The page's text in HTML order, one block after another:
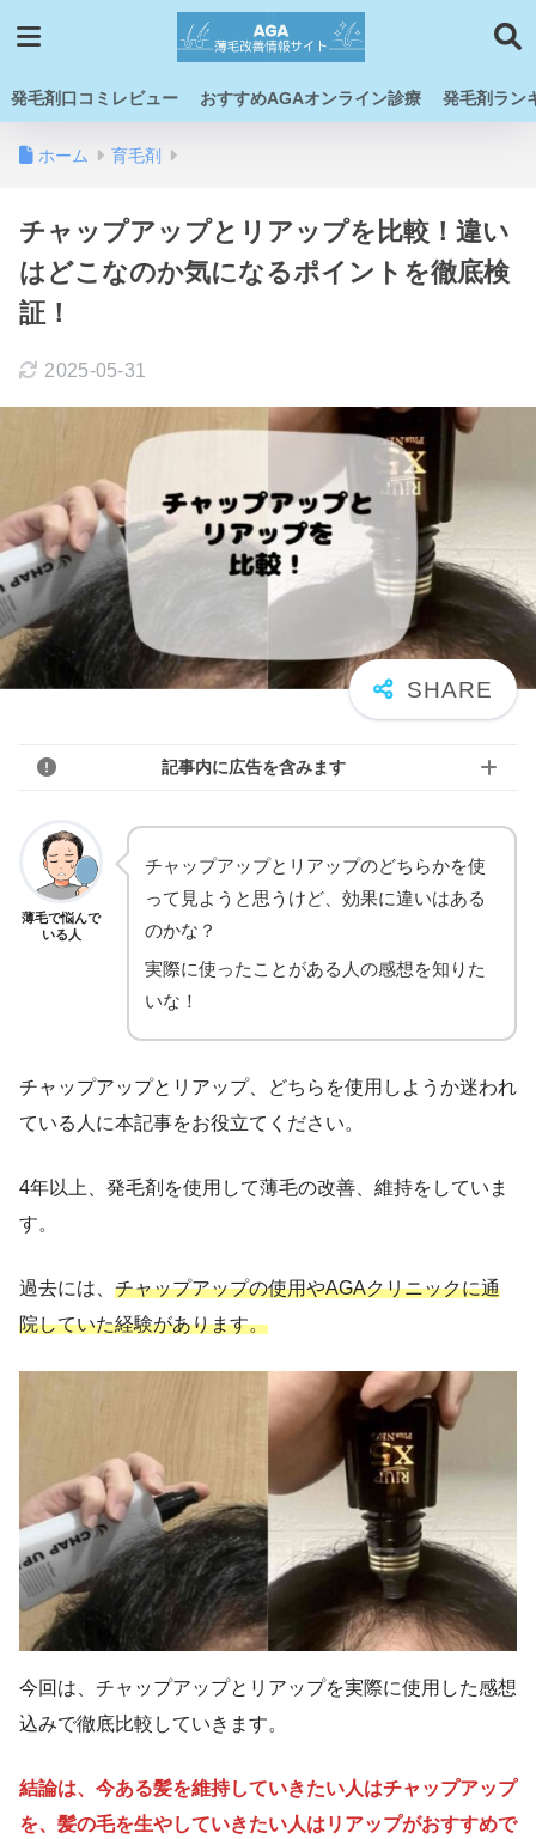
発毛剤口コミレビュー おすすめAGAオンライン診療 発毛剤ラン
ホーム 育毛剤
チャップアップとリアップを比較！違い
はどこなのか気になるポイントを徹底検
証！
2025-05-31
記事内に広告を含みます
薄毛で悩んで
いる人
チャップアップとリアップのどちらかを使
って見ようと思うけど、効果に違いはある
のかな？
実際に使ったことがある人の感想を知りた
いな！
チャップアップとリアップ、どちらを使用しようか迷われ
ている人に本記事をお役立てください。
4年以上、発毛剤を使用して薄毛の改善、維持をしていま
す。
過去には、 チャップアップの使用やAGAクリニックに通
院していた経験があります。
今回は、チャップアップとリアップを実際に使用した感想
込みで徹底比較していきます。
結論は、今ある髪を維持していきたい人はチャップアップ
を、髪の毛を生やしていきたい人はリアップがおすすめで